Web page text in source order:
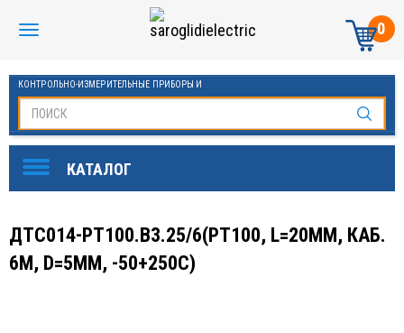
0
КОНТРОЛЬНО-ИЗМЕРИТЕЛЬНЫЕ ПРИБОРЫ И
ДТС014-PT100.В3.25/6(PT100, L=20ММ, КАБ.
6М, D=5ММ, -50+250С)